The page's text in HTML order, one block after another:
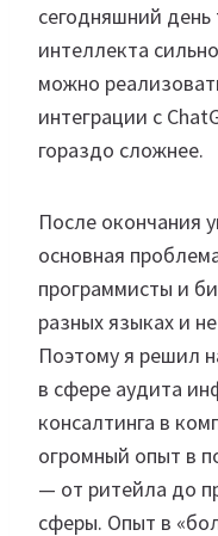
сегодняшний день
интеллекта
можно
интеграции с
гораздо сложнее.
После окончания
основная
программисты и
разных языках и
Поэтому я решил
в сфере аудита
консалтинга в
огромный опыт в
— от ритейла до
сферы. Опыт в